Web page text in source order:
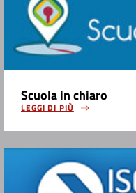
Scuola in chiaro
LEGGI DI PIÙ